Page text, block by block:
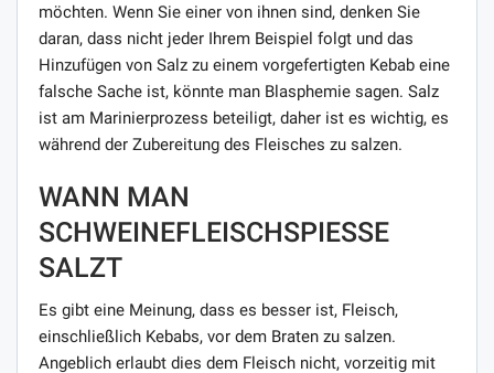
möchten. Wenn Sie einer von ihnen sind, denken Sie
daran, dass nicht jeder Ihrem Beispiel folgt und das
Hinzufügen von Salz zu einem vorgefertigten Kebab eine
falsche Sache ist, könnte man Blasphemie sagen. Salz
ist am Marinierprozess beteiligt, daher ist es wichtig, es
während der Zubereitung des Fleisches zu salzen.
WANN MAN
SCHWEINEFLEISCHSPIESSE S
ALZT
Es gibt eine Meinung, dass es besser ist, Fleisch,
einschließlich Kebabs, vor dem Braten zu salzen.
Angeblich erlaubt dies dem Fleisch nicht, vorzeitig mit